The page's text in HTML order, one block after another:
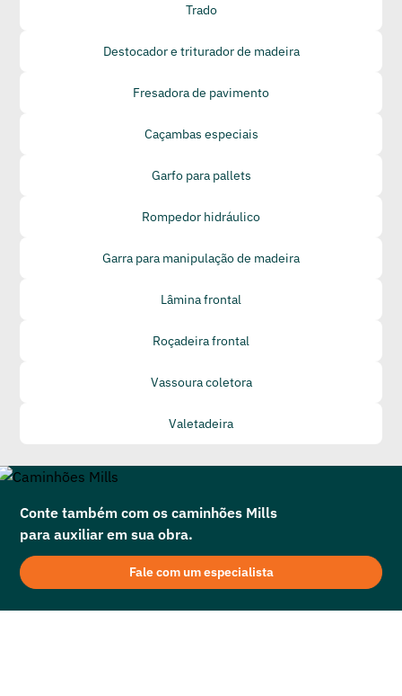
Trado
Destocador e triturador de madeira
Fresadora de pavimento
Caçambas especiais
Garfo para pallets
Rompedor hidráulico
Garra para manipulação de madeira
Lâmina frontal
Roçadeira frontal
Vassoura coletora
Valetadeira
Conte também com os caminhões Mills
para auxiliar em sua obra.
Fale com um especialista